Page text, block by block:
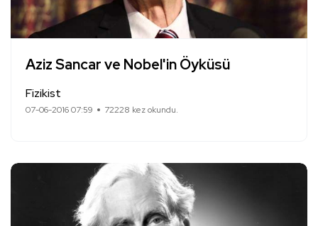
Aziz Sancar ve Nobel'in Öyküsü
Fizikist
07-06-2016 07:59 72228 kez okundu.